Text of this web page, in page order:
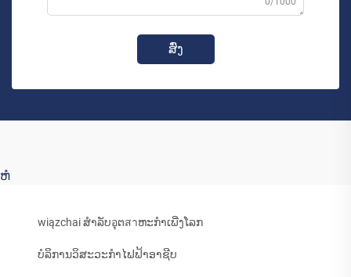
ສົ່ງ
ຫໍ
wiązchai ສຳລັບอຸຕสาຫະກຳເພີ່ງໂລກ
ບໍລິການວິສະວະກໍາໄຟຟ້າອາຊີບ